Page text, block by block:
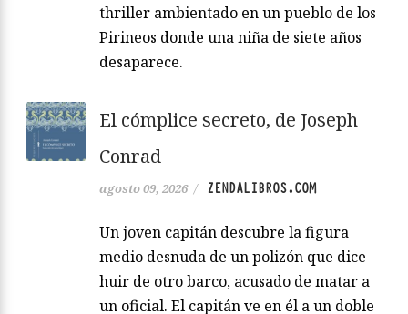
thriller ambientado en un pueblo de los
Pirineos donde una niña de siete años
desaparece.
El cómplice secreto, de Joseph
Conrad
agosto 09, 2026 / ZENDALIBROS.COM
Un joven capitán descubre la figura
medio desnuda de un polizón que dice
huir de otro barco, acusado de matar a
un oficial. El capitán ve en él a un doble